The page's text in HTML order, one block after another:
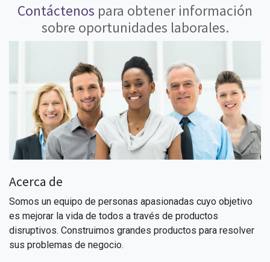
Contáctenos para obtener información
sobre oportunidades laborales.
Acerca de
Somos un equipo de personas apasionadas cuyo objetivo
es mejorar la vida de todos a través de productos
disruptivos. Construimos grandes productos para resolver
sus problemas de negocio.